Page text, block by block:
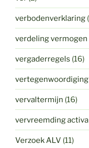
verbodenverklaring
verdeling vermogen
vergaderregels (16)
vertegenwoordiging
vervaltermijn (16)
vervreemding activa
Verzoek ALV (11)